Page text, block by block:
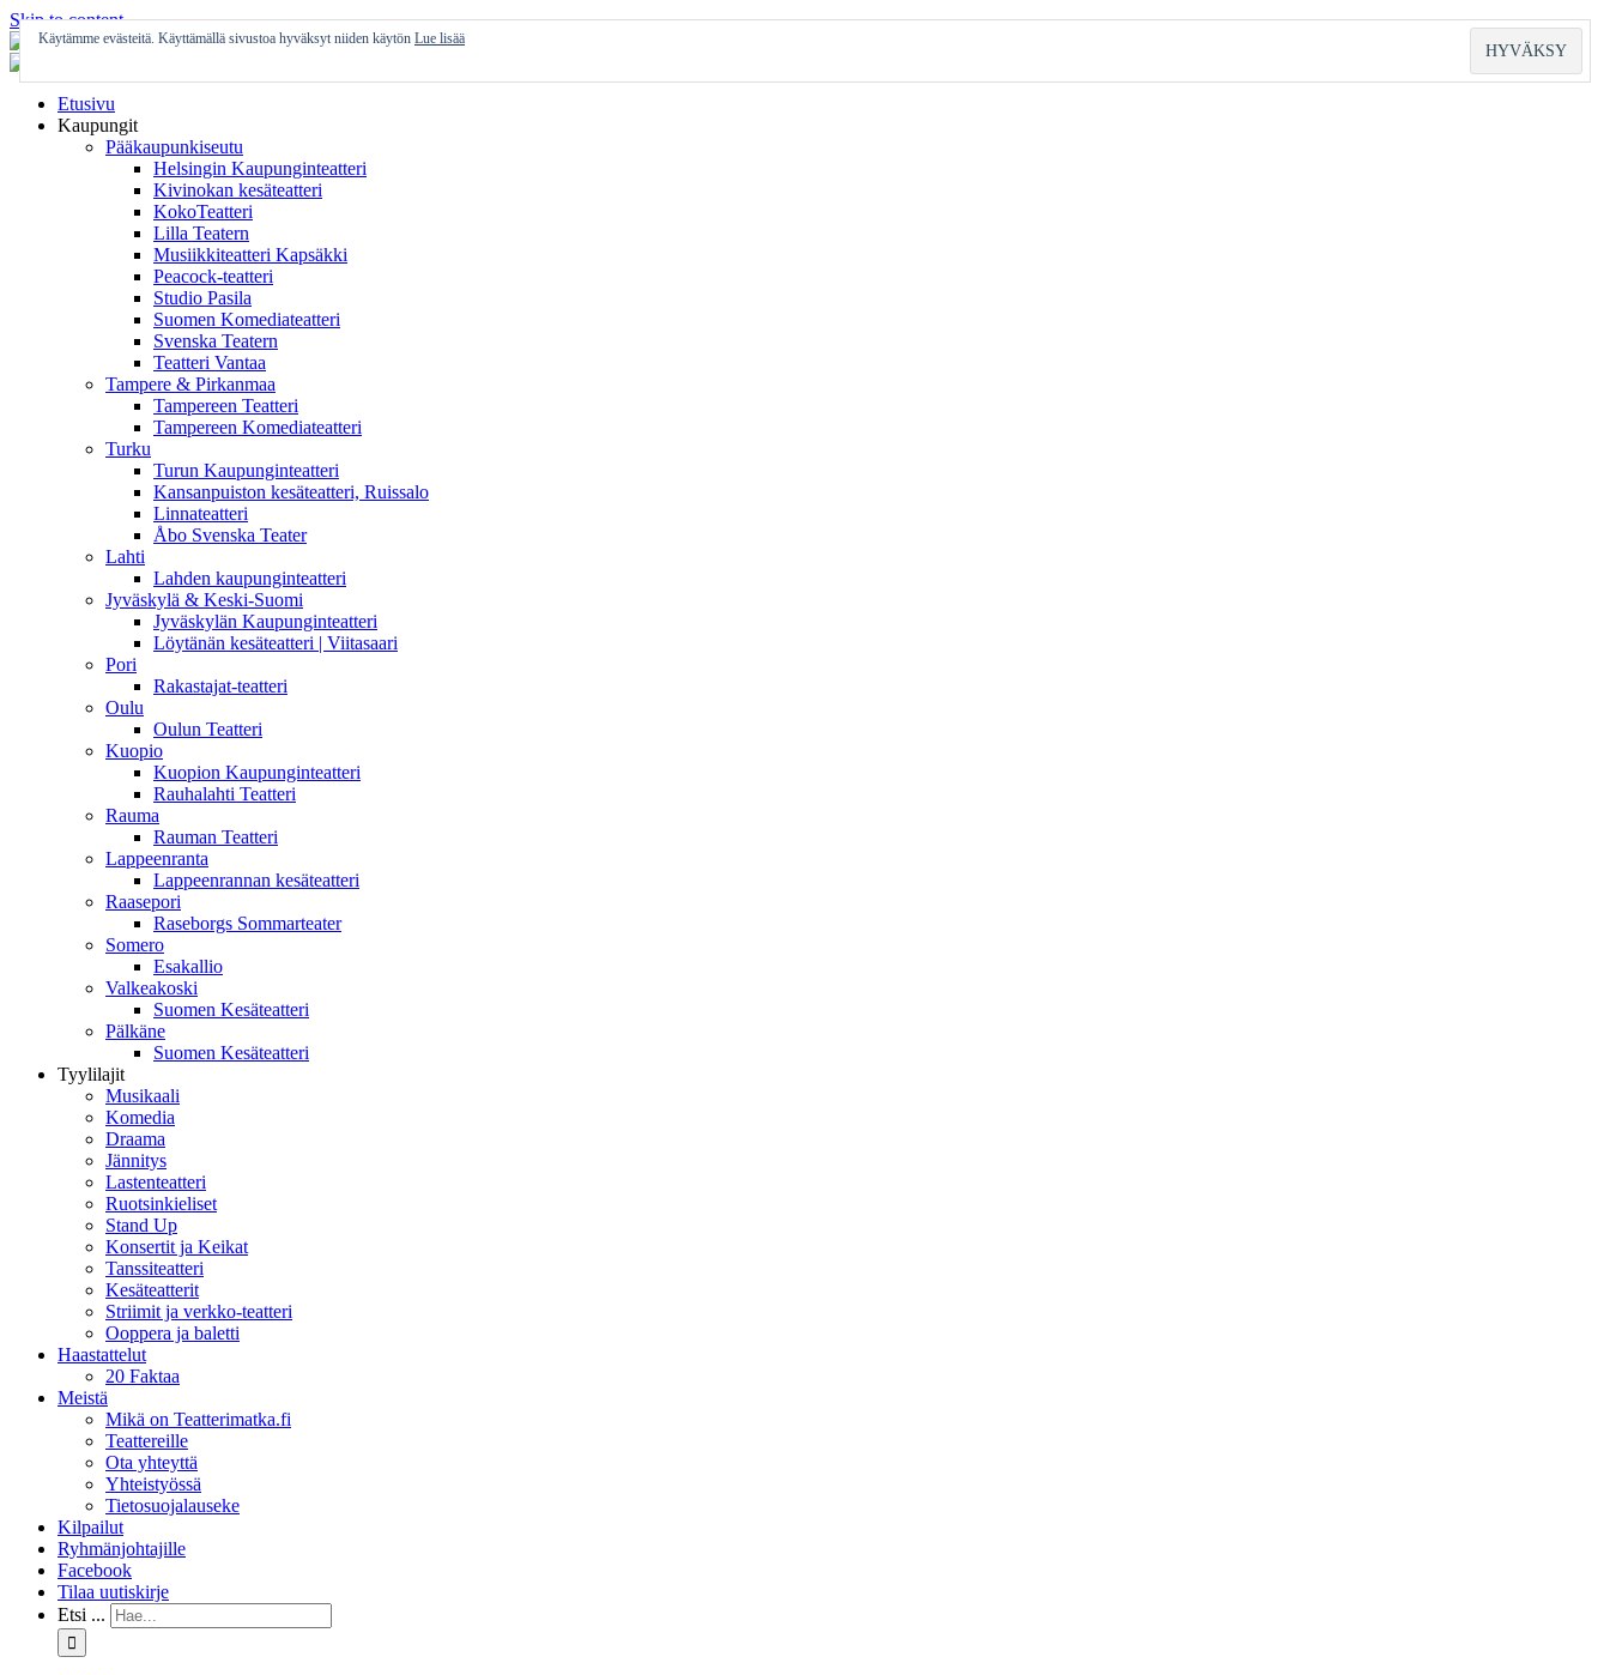
Skip to content
Etusivu
Kaupungit
Pääkaupunkiseutu
Helsingin Kaupunginteatteri
Kivinokan kesäteatteri
KokoTeatteri
Lilla Teatern
Musiikkiteatteri Kapsäkki
Peacock-teatteri
Studio Pasila
Suomen Komediateatteri
Svenska Teatern
Teatteri Vantaa
Tampere & Pirkanmaa
Tampereen Teatteri
Tampereen Komediateatteri
Turku
Turun Kaupunginteatteri
Kansanpuiston kesäteatteri, Ruissalo
Linnateatteri
Åbo Svenska Teater
Lahti
Lahden kaupunginteatteri
Jyväskylä & Keski-Suomi
Jyväskylän Kaupunginteatteri
Löytänän kesäteatteri | Viitasaari
Pori
Rakastajat-teatteri
Oulu
Oulun Teatteri
Kuopio
Kuopion Kaupunginteatteri
Rauhalahti Teatteri
Rauma
Rauman Teatteri
Lappeenranta
Lappeenrannan kesäteatteri
Raasepori
Raseborgs Sommarteater
Somero
Esakallio
Valkeakoski
Suomen Kesäteatteri
Pälkäne
Suomen Kesäteatteri
Tyylilajit
Musikaali
Komedia
Draama
Jännitys
Lastenteatteri
Ruotsinkieliset
Stand Up
Konsertit ja Keikat
Tanssiteatteri
Kesäteatterit
Striimit ja verkko-teatteri
Ooppera ja baletti
Haastattelut
20 Faktaa
Meistä
Mikä on Teatterimatka.fi
Teattereille
Ota yhteyttä
Yhteistyössä
Tietosuojalauseke
Kilpailut
Ryhmänjohtajille
Facebook
Tilaa uutiskirje
Etsi ...
Käytämme evästeitä. Käyttämällä sivustoa hyväksyt niiden käytön Lue lisää